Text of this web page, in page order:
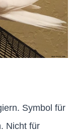
Symbol für
Nicht für